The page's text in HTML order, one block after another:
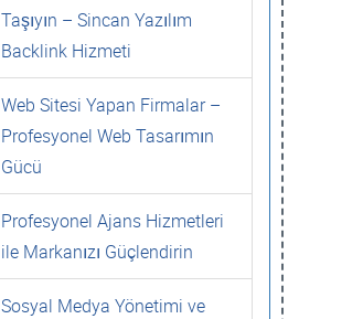
Taşıyın – Sincan Yazılım
Backlink Hizmeti
Web Sitesi Yapan Firmalar –
Profesyonel Web Tasarımın
Gücü
Profesyonel Ajans Hizmetleri
ile Markanızı Güçlendirin
Sosyal Medya Yönetimi ve